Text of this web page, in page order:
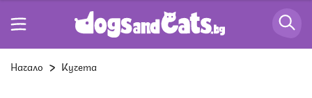
Начало Кучета